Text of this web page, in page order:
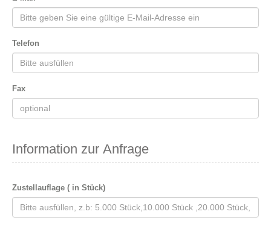
Telefon
Fax
Information zur Anfrage
Zustellauflage ( in Stück)